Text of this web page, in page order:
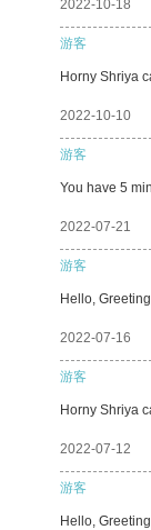
2022-10-18
游客
Horny Shriya
2022-10-10
游客
You have 5
2022-07-21
游客
Hello,
2022-07-16
游客
Horny Shriya
2022-07-12
游客
Hello,